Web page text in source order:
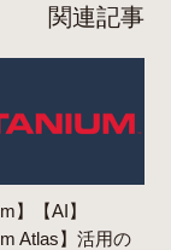
関連記事
】【AI】
Atlas】活用の